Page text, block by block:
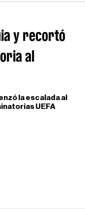
y recortó
al
la escalada al
UEFA